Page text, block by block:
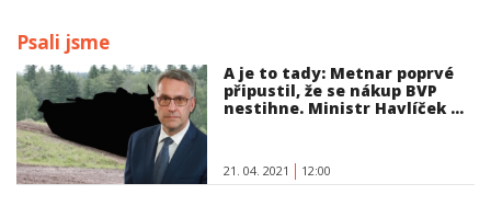
Psali jsme
A je to tady: Metnar poprvé
připustil, že se nákup BVP
nestihne. Ministr Havlíček ...
21. 04. 2021 12:00